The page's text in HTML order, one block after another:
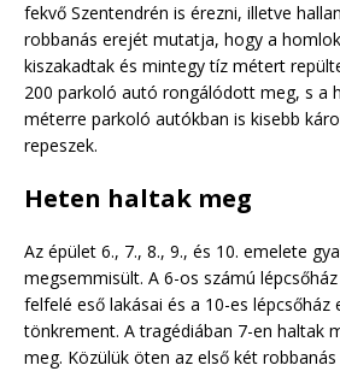
fekvő Szentendrén is érezni, illetve
robbanás erejét mutatja, hogy a
kiszakadtak és mintegy tíz métert
200 parkoló autó rongálódott meg, s a
méterre parkoló autókban is kisebb
repeszek.
Heten haltak meg
Az épület 6., 7., 8., 9., és 10. emelete
megsemmisült. A 6-os számú
felfelé eső lakásai és a 10-es lépcsőház
tönkrement. A tragédiában 7-en haltak
meg. Közülük öten az első két